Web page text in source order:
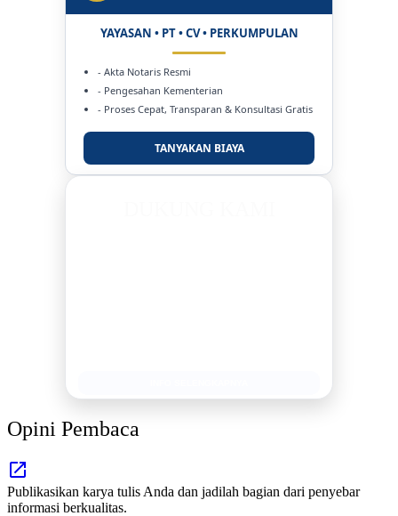
YAYASAN • PT • CV • PERKUMPULAN
- Akta Notaris Resmi
- Pengesahan Kementerian
- Proses Cepat, Transparan & Konsultasi Gratis
TANYAKAN BIAYA
Opini Pembaca
Publikasikan karya tulis Anda dan jadilah bagian dari penyebar
informasi berkualitas.